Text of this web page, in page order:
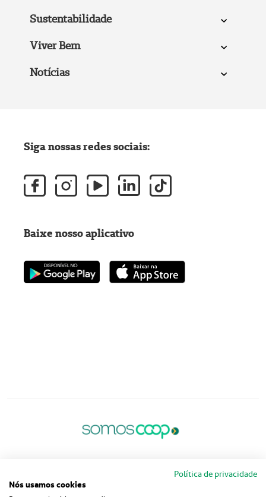
Sustentabilidade
Viver Bem
Notícias
Siga nossas redes sociais:
Baixe nosso aplicativo
Política de privacidade
Nós usamos cookies